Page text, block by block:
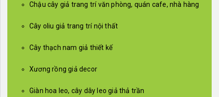
Chậu cây giả trang trí văn phòng, quán cafe, nhà hàng
Cây oliu giả trang trí nội thất
Cây thạch nam giả thiết kế
Xương rồng giả decor
Giàn hoa leo, cây dây leo giả thả trần